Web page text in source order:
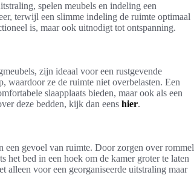
spelen meubels en indeling een
terwijl een slimme indeling de ruimte optimaal
is, maar ook uitnodigt tot ontspanning.
zijn ideaal voor een rustgevende
waardoor ze de ruimte niet overbelasten. Een
slaapplaats bieden, maar ook als een
deze bedden, kijk dan eens hier.
een gevoel van ruimte. Door zorgen over rommel
het bed in een hoek om de kamer groter te laten
voor een georganiseerde uitstraling maar